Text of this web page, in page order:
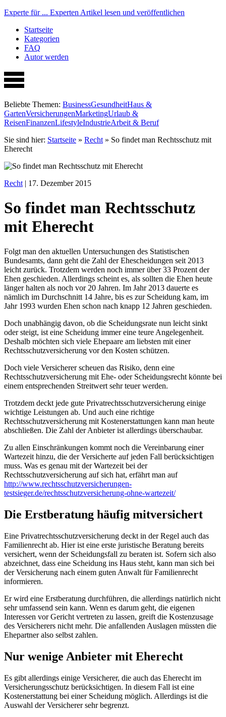
Experte für ... Experten Artikel lesen und veröffentlichen
Startseite
Kategorien
FAQ
Autor werden
Beliebte Themen: BusinessGesundheitHaus &
GartenVersicherungenMarketingUrlaub &
ReisenFinanzenLifestyleIndustrieArbeit & Beruf
Sie sind hier: Startseite » Recht » So findet man Rechtsschutz mit
Eherecht
Recht | 17. Dezember 2015
So findet man Rechtsschutz
mit Eherecht
Folgt man den aktuellen Untersuchungen des Statistischen
Bundesamts, dann geht die Zahl der Ehescheidungen seit 2013
leicht zurück. Trotzdem werden noch immer über 33 Prozent der
Ehen geschieden. Allerdings scheint es, als sollten die Ehen heute
länger halten als noch vor 20 Jahren. Im Jahr 2013 dauerte es
nämlich im Durchschnitt 14 Jahre, bis es zur Scheidung kam, im
Jahr 1993 wurden Ehen schon nach knapp 12 Jahren geschieden.
Doch unabhängig davon, ob die Scheidungsrate nun leicht sinkt
oder steigt, ist eine Scheidung immer eine teure Angelegenheit.
Deshalb möchten sich viele Ehepaare am liebsten mit einer
Rechtsschutzversicherung vor den Kosten schützen.
Doch viele Versicherer scheuen das Risiko, denn eine
Rechtsschutzversicherung mit Ehe- oder Scheidungsrecht könnte bei
einem entsprechenden Streitwert sehr teuer werden.
Trotzdem deckt jede gute Privatrechtsschutzversicherung einige
wichtige Leistungen ab. Und auch eine richtige
Rechtsschutzversicherung mit Kostenerstattungen kann man heute
abschließen. Die Zahl der Anbieter ist allerdings überschaubar.
Zu allen Einschränkungen kommt noch die Vereinbarung einer
Wartezeit hinzu, die der Versicherte auf jeden Fall berücksichtigen
muss. Was es genau mit der Wartezeit bei der
Rechtsschutzversicherung auf sich hat, erfährt man auf
http://www.rechtsschutzversicherungen-
testsieger.de/rechtsschutzversicherung-ohne-wartezeit/
Die Erstberatung häufig mitversichert
Eine Privatrechtsschutzversicherung deckt in der Regel auch das
Familienrecht ab. Hier ist eine erste juristische Beratung bereits
versichert, wenn der Scheidungsfall zu beraten ist. Sofern sich also
abzeichnet, dass eine Scheidung ins Haus steht, kann man sich bei
der Versicherung nach einem guten Anwalt für Familienrecht
informieren.
Er wird eine Erstberatung durchführen, die allerdings natürlich nicht
sehr umfassend sein kann. Wenn es darum geht, die eigenen
Interessen vor Gericht vertreten zu lassen, greift die Kostenzusage
des Versicherers nicht mehr. Die anfallenden Auslagen müssten die
Ehepartner also selbst zahlen.
Nur wenige Anbieter mit Eherecht
Es gibt allerdings einige Versicherer, die auch das Eherecht im
Versicherungsschutz berücksichtigen. In diesem Fall ist eine
Kostenerstattung bei einer Scheidung möglich. Allerdings ist die
Auswahl der Versicherer sehr begrenzt.